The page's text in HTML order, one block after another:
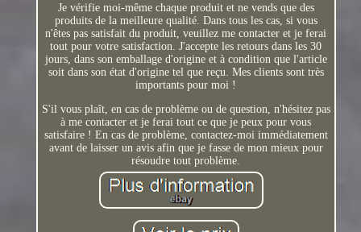
Je vérifie moi-même chaque produit et ne vends que des
produits de la meilleure qualité. Dans tous les cas, si vous
n'êtes pas satisfait du produit, veuillez me contacter et je ferai
tout pour votre satisfaction. J'accepte les retours dans les 30
jours, dans son emballage d'origine et à condition que l'article
soit dans son état d'origine tel que reçu. Mes clients sont très
importants pour moi !
S'il vous plaît, en cas de problème ou de question, n'hésitez pas
à me contacter et je ferai tout ce que je peux pour vous
satisfaire ! En cas de problème, contactez-moi immédiatement
avant de laisser un avis afin que je fasse de mon mieux pour
résoudre tout problème.